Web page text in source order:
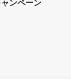
ャンペーン